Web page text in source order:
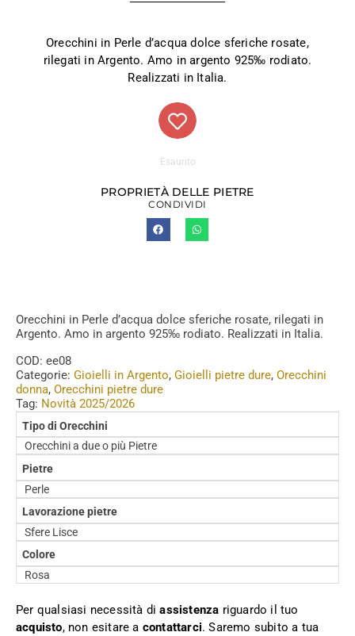
Orecchini in Perle d’acqua dolce sferiche rosate,
rilegati in Argento. Amo in argento 925‰ rodiato.
Realizzati in Italia.
Esaurito
PROPRIETÀ DELLE PIETRE
CONDIVIDI
Orecchini in Perle d’acqua dolce sferiche rosate, rilegati in
Argento. Amo in argento 925‰ rodiato. Realizzati in Italia.
COD: ee08
Categorie: Gioielli in Argento, Gioielli pietre dure, Orecchini
donna, Orecchini pietre dure
Tag: Novità 2025/2026
Tipo di Orecchini
Orecchini a due o più Pietre
Pietre
Perle
Lavorazione pietre
Sfere Lisce
Colore
Rosa
Per qualsiasi necessità diassistenza riguardo il tuo
acquisto, non esitare a contattarci. Saremo subito a tua